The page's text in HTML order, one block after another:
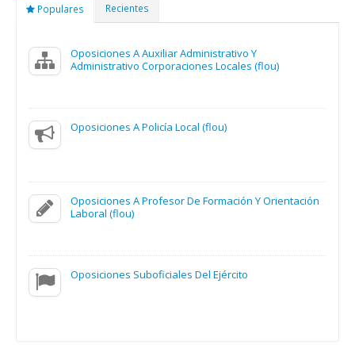
Populares Recientes
Oposiciones A Auxiliar Administrativo Y
Administrativo Corporaciones Locales (flou)
Oposiciones A Policía Local (flou)
Oposiciones A Profesor De Formación Y Orientación
Laboral (flou)
Oposiciones Suboficiales Del Ejército